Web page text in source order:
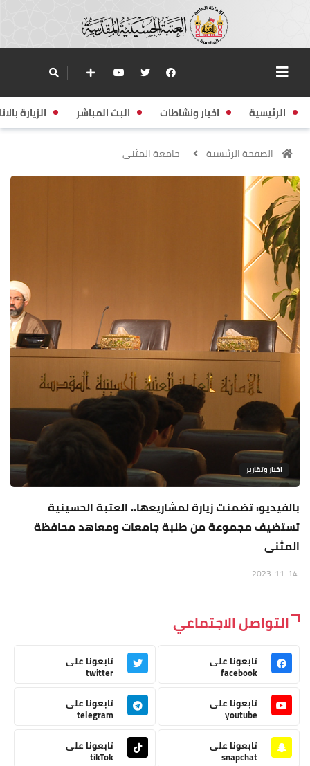
الرئيسية اخبار ونشاطات البث المباشر الزيارة
الصفحة الرئيسية جامعة المثنى
اخبار وتقارير
بالفيديو: تضمنت زيارة لمشاريعها.. العتبة الحسينية
تستضيف مجموعة من طلبة جامعات ومعاهد محافظة
المثنى
التواصل الاجتماعي
تابعونا على
facebook
تابعونا على
twitter
تابعونا على
youtube
تابعونا على
telegram
تابعونا على
snapchat
تابعونا على
tikTok